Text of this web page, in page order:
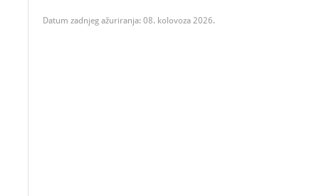
Datum zadnjeg ažuriranja: 08. kolovoza 2026.